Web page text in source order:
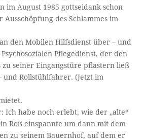
im August 1985 gottseidank schon
des Schlammes im
den Mobilen Hilfsdienst über – und
Pflegedienst, der den
zu seiner Eingangstüre pflastern ließ
und Rollstühlfahrer. (Jetzt im
Ich habe noch erlebt, wie der „alte“
Roß einspannte um dann mit dem
zu seinem Bauernhof, auf dem er